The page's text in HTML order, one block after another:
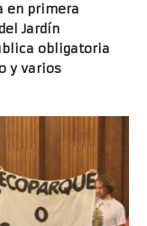
en primera
Jardín
obligatoria
y varios